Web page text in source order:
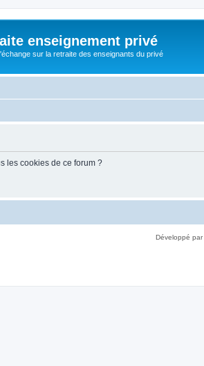
enseignement privé
sur la retraite des enseignants du privé
les cookies de ce forum ?
Développé par